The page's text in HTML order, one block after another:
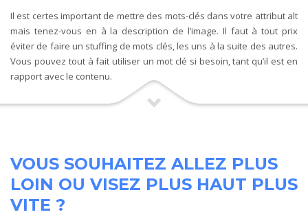
Il est certes important de mettre des mots-clés dans votre attribut alt
mais tenez-vous en à la description de l’image. Il faut à tout prix
éviter de faire un stuffing de mots clés, les uns à la suite des autres.
Vous pouvez tout à fait utiliser un mot clé si besoin, tant qu’il est en
rapport avec le contenu.
VOUS SOUHAITEZ ALLEZ PLUS
LOIN OU VISEZ PLUS HAUT PLUS
VITE ?